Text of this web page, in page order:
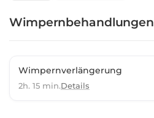
Wimpernbehandlungen
Wimpernverlängerung
2h. 15 min.Details